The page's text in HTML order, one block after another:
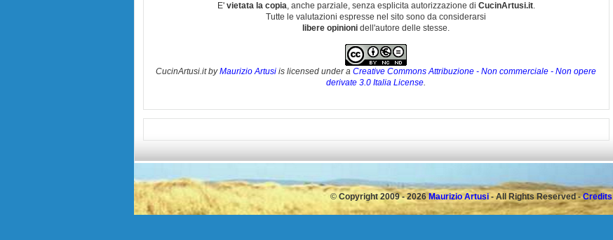
E' vietata la copia, anche parziale, senza esplicita autorizzazione di CucinArtusi.it.
Tutte le valutazioni espresse nel sito sono da considerarsi
libere opinioni dell'autore delle stesse.
CucinArtusi.itbyMaurizio Artusi is licensed under a Creative Commons Attribuzione - Non commerciale - Non opere
derivate 3.0 Italia License.
© Copyright 2009 - 2026Maurizio Artusi - All Rights Reserved -Credits